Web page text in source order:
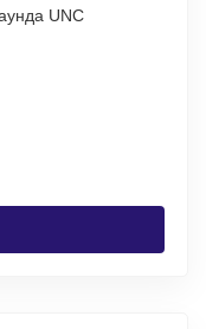
Замбия 2 квачи 1980-1988 Кеннет Каунда UNC